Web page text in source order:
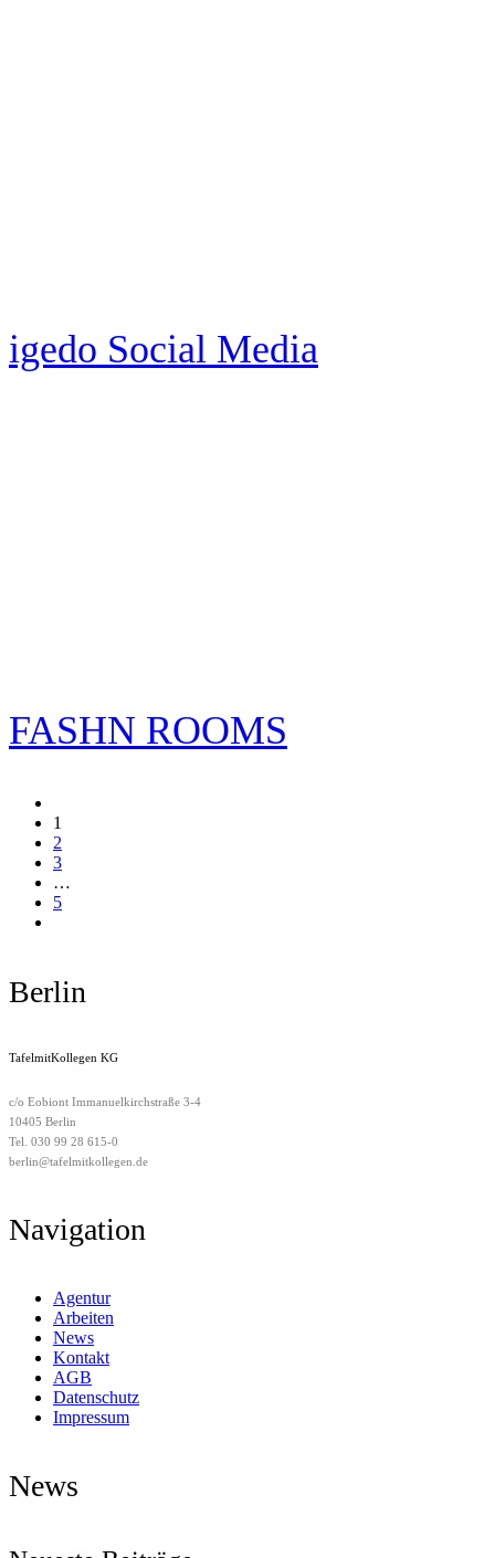
igedo Social Media
FASHN ROOMS
1
2
3
…
5
Berlin
TafelmitKollegen KG
c/o Eobiont Immanuelkirchstraße 3-4
10405 Berlin
Tel. 030 99 28 615-0
berlin@tafelmitkollegen.de
Navigation
Agentur
Arbeiten
News
Kontakt
AGB
Datenschutz
Impressum
News